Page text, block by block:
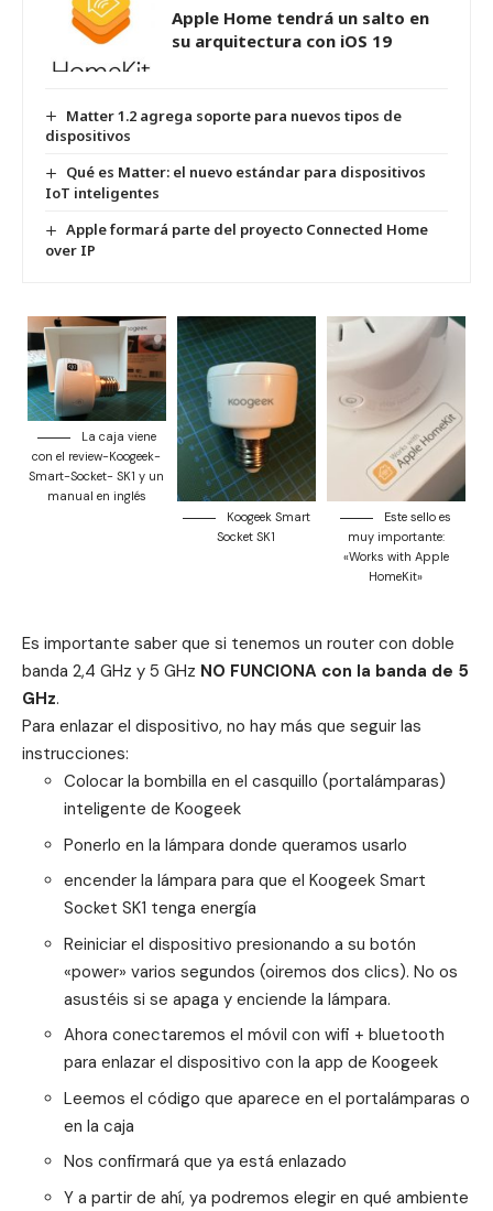
Apple Home tendrá un salto en
su arquitectura con iOS 19
Matter 1.2 agrega soporte para nuevos tipos de
dispositivos
Qué es Matter: el nuevo estándar para dispositivos
IoT inteligentes
Apple formará parte del proyecto Connected Home
over IP
La caja viene
con el review-Koogeek-
Smart-Socket- SK1 y un
manual en inglés
Koogeek Smart
Socket SK1
Este sello es
muy importante:
«Works with Apple
HomeKit»
Es importante saber que si tenemos un router con doble
banda 2,4 GHz y 5 GHz NO FUNCIONA con la banda de 5
GHz.
Para enlazar el dispositivo, no hay más que seguir las
instrucciones:
Colocar la bombilla en el casquillo (portalámparas)
inteligente de Koogeek
Ponerlo en la lámpara donde queramos usarlo
encender la lámpara para que el Koogeek Smart
Socket SK1 tenga energía
Reiniciar el dispositivo presionando a su botón
«power» varios segundos (oiremos dos clics). No os
asustéis si se apaga y enciende la lámpara.
Ahora conectaremos el móvil con wifi + bluetooth
para enlazar el dispositivo con la app de Koogeek
Leemos el código que aparece en el portalámparas o
en la caja
Nos confirmará que ya está enlazado
Y a partir de ahí, ya podremos elegir en qué ambiente